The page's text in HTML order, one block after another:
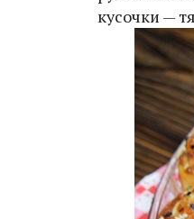
кусочки —